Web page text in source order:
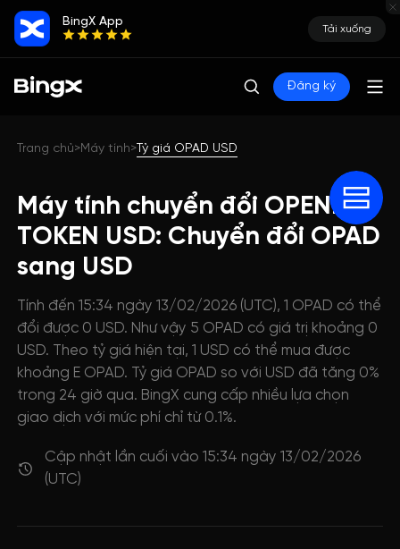
BingX App
Tải xuống
Đăng ký
Trang chủ>Máy tính>Tỷ giá OPAD USD
Máy tính chuyển đổi OPENPAD
TOKEN USD: Chuyển đổi OPAD
sang USD
Tính đến 15:34 ngày 13/02/2026 (UTC), 1 OPAD có thể
đổi được 0 USD. Như vậy 5 OPAD có giá trị khoảng 0
USD. Theo tỷ giá hiện tại, 1 USD có thể mua được
khoảng E OPAD. Tỷ giá OPAD so với USD đã tăng 0%
trong 24 giờ qua. BingX cung cấp nhiều lựa chọn
giao dịch với mức phí chỉ từ 0.1%.
Cập nhật lần cuối vào 15:34 ngày 13/02/2026
(UTC)